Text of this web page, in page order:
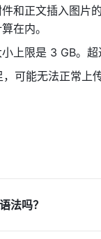
和正文插入图片
在内。
上限是 3 GB。超
可能无法正常上
法吗？